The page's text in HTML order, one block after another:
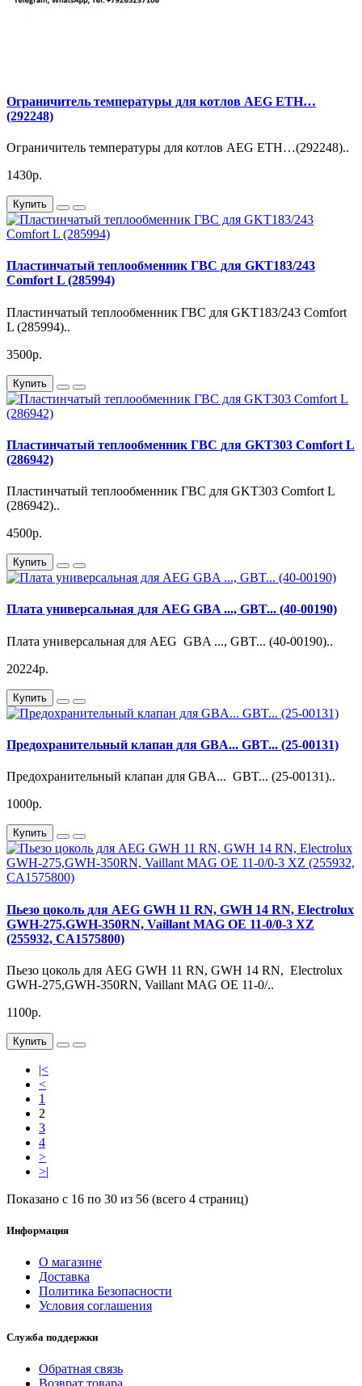
Ограничитель температуры для котлов AEG ETH…
(292248)
Ограничитель температуры для котлов AEG ETH…(292248)..
1430р.
Купить
Пластинчатый теплообменник ГВС для GKT183/243
Comfort L (285994)
Пластинчатый теплообменник ГВС для GKT183/243 Comfort
L (285994)..
3500р.
Купить
Пластинчатый теплообменник ГВС для GKT303 Comfort L
(286942)
Пластинчатый теплообменник ГВС для GKT303 Comfort L
(286942)..
4500р.
Купить
Плата универсальная для AEG GBA ..., GBT... (40-00190)
Плата универсальная для AEG GBA ..., GBT... (40-00190)..
20224р.
Купить
Предохранительный клапан для GBA... GBT... (25-00131)
Предохранительный клапан для GBA... GBT... (25-00131)..
1000р.
Купить
Пьезо цоколь для AEG GWH 11 RN, GWH 14 RN, Electrolux
GWH-275,GWH-350RN, Vaillant MAG OE 11-0/0-3 XZ
(255932, CA1575800)
Пьезо цоколь для AEG GWH 11 RN, GWH 14 RN, Electrolux
GWH-275,GWH-350RN, Vaillant MAG OE 11-0/..
1100р.
Купить
|<
<
1
2
3
4
>
>|
Показано с 16 по 30 из 56 (всего 4 страниц)
Информация
О магазине
Доставка
Политика Безопасности
Условия соглашения
Служба поддержки
Обратная связь